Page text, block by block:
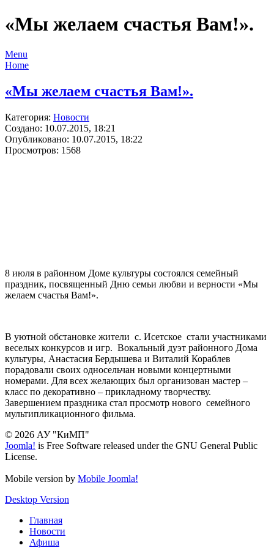
«Мы желаем счастья Вам!».
Menu
Home
«Мы желаем счастья Вам!».
Категория: Новости
Создано: 10.07.2015, 18:21
Опубликовано: 10.07.2015, 18:22
Просмотров: 1568
8 июля в районном Доме культуры состоялся семейный
праздник, посвященный Дню семьи любви и верности «Мы
желаем счастья Вам!».
В уютной обстановке жители с. Исетское стали участниками
веселых конкурсов и игр. Вокальный дуэт районного Дома
культуры, Анастасия Бердышева и Виталий Кораблев
порадовали своих односельчан новыми концертными
номерами. Для всех желающих был организован мастер –
класс по декоративно – прикладному творчеству.
Завершением праздника стал просмотр нового семейного
мультипликационного фильма.
© 2026 АУ "КиМП"
Joomla! is Free Software released under the GNU General Public
License.
Mobile version by Mobile Joomla!
Desktop Version
Главная
Новости
Афиша